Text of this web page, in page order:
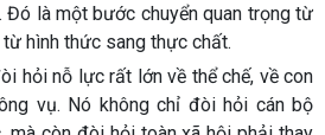
Đó là một bước chuyển quan trọng từ
hình thức sang thực chất.
hỏi nỗ lực rất lớn về thể chế, về con
vụ. Nó không chỉ đòi hỏi cán bộ